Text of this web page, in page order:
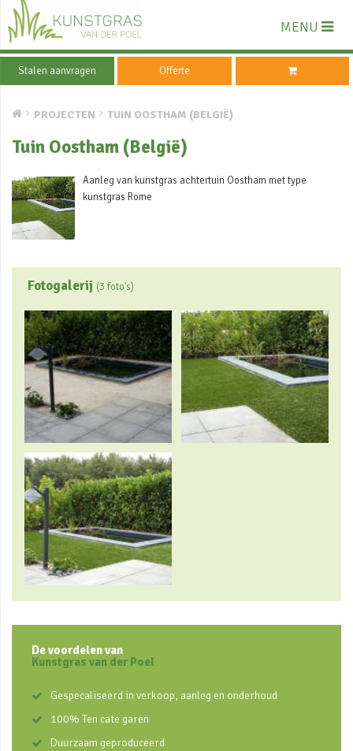
MENU
Stalen aanvragen Offerte
PROJECTEN TUIN OOSTHAM (BELGIË)
Tuin Oostham (België)
Aanleg van kunstgras achtertuin Oostham met type
kunstgras Rome
Fotogalerij (3 foto's)
De voordelen van
Kunstgras van der Poel
Gespecaliseerd in verkoop, aanleg en onderhoud
100% Ten cate garen
Duurzaam geproduceerd